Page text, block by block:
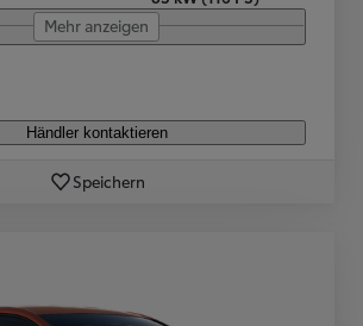
Mehr anzeigen
Händler kontaktieren
Speichern